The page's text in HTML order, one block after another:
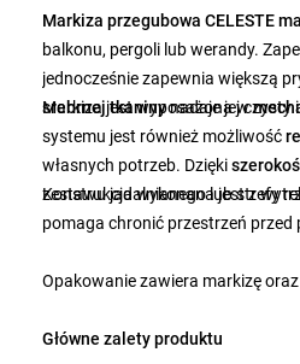
Markiza przegubowa CELESTE
balkonu, pergoli lub werandy.
jednocześnie zapewnia większą
srebrnej tkaninynadaje jej czysty
Markiza jest wyposażona w
systemu jest również możliwość
własnych potrzeb. Dzięki
zestawu jadalnianego lub strefy
Konstrukcja wykonana jest z
pomaga chronić przestrzeń
Opakowanie zawiera markizę oraz
Główne zalety produktu